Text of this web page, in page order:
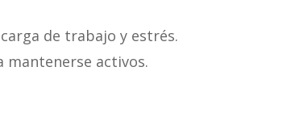
de trabajo y estrés.
mantenerse activos.